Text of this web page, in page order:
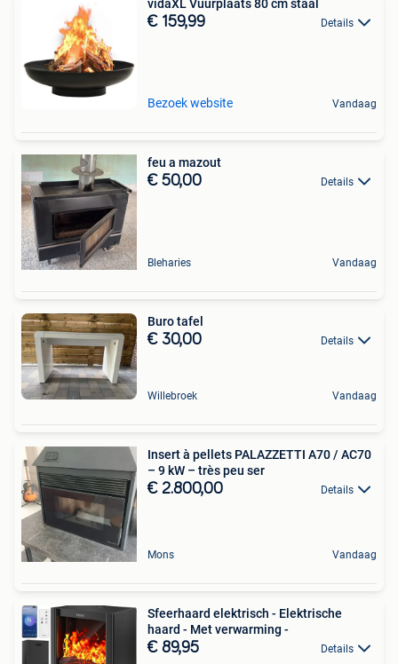
vidaXL Vuurplaats 80 cm staal
€ 159,99 Details
Bezoek website Vandaag
feu a mazout
€ 50,00 Details
Bleharies Vandaag
Buro tafel
€ 30,00 Details
Willebroek Vandaag
Insert à pellets PALAZZETTI A70 / AC70
– 9 kW – très peu ser
€ 2.800,00 Details
Mons Vandaag
Sfeerhaard elektrisch - Elektrische
haard - Met verwarming -
€ 89,95 Details